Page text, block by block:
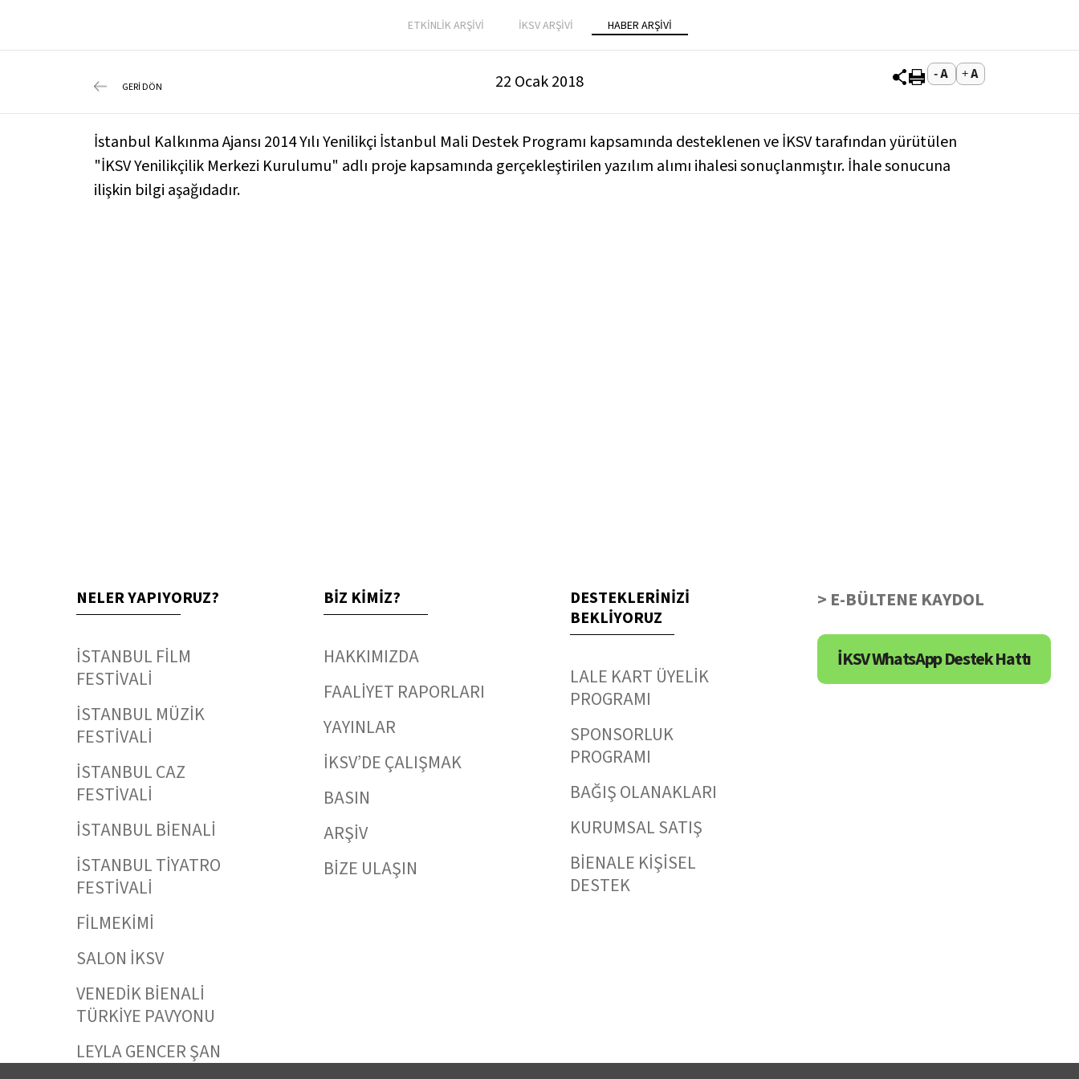
ETKİNLİK ARŞİVİ İKSV ARŞİVİ HABER ARŞİVİ
GERİ DÖN 22 Ocak 2018
İstanbul Kalkınma Ajansı 2014 Yılı Yenilikçi İstanbul Mali Destek Programı kapsamında desteklenen ve İKSV tarafından yürütülen
"İKSV Yenilikçilik Merkezi Kurulumu" adlı proje kapsamında gerçekleştirilen yazılım alımı ihalesi sonuçlanmıştır. İhale sonucuna
ilişkin bilgi aşağıdadır.
NELER YAPIYORUZ?
İSTANBUL FİLM
FESTİVALİ
İSTANBUL MÜZİK
FESTİVALİ
İSTANBUL CAZ
FESTİVALİ
İSTANBUL BİENALİ
İSTANBUL TİYATRO
FESTİVALİ
FİLMEKİMİ
SALON İKSV
VENEDİK BİENALİ
TÜRKİYE PAVYONU
LEYLA GENCER ŞAN
BİZ KİMİZ?
HAKKIMIZDA
FAALİYET RAPORLARI
YAYINLAR
İKSV’DE ÇALIŞMAK
BASIN
ARŞİV
BİZE ULAŞIN
DESTEKLERİNİZİ
BEKLİYORUZ
LALE KART ÜYELİK
PROGRAMI
SPONSORLUK
PROGRAMI
BAĞIŞ OLANAKLARI
KURUMSAL SATIŞ
BİENALE KİŞİSEL
DESTEK
> E-BÜLTENE KAYDOL
İKSV WhatsApp Destek Hattı